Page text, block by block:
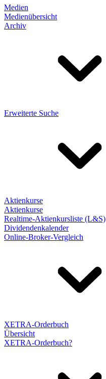
Medien
Medienübersicht
Archiv
Erweiterte Suche
Aktienkurse
Aktienkurse
Realtime-Aktienkursliste (L&S)
Dividendenkalender
Online-Broker-Vergleich
XETRA-Orderbuch
Übersicht
XETRA-Orderbuch?